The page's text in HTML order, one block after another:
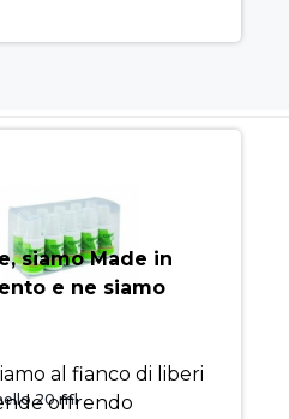
20 ml
siamo Made in
e ne siamo
al fianco di liberi
offrendo